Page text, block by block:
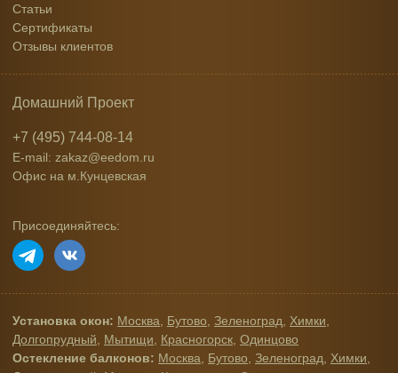
Статьи
Сертификаты
Отзывы клиентов
Домашний Проект
+7 (495) 744-08-14
E-mail: zakaz@eedom.ru
Офис на м.Кунцевская
Присоединяйтесь:
Установка окон: Москва Бутово Зеленоград Химки
Долгопрудный
Мытищи Красногорск Одинцово
Остекление балконов: Москва Бутово Зеленоград Химки